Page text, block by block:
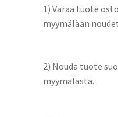
1) Varaa tuote
myymälään
2) Nouda tuote
myymälästä.